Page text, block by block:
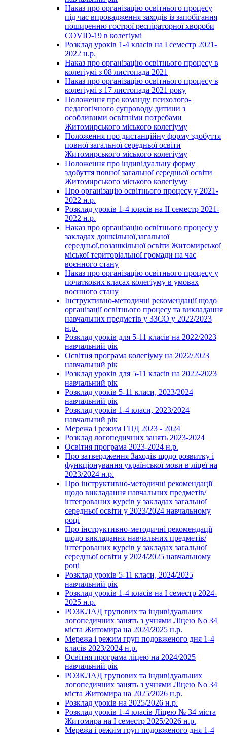
Наказ про організацію освітнього процесу
під час впровадження заходів із запобігання
поширенню гострої респіраторної хвороби
COVID-19 в колегіумі
Розклад уроків 1-4 класів на І семестр 2021-
2022 н.р.
Наказ про організацію освітнього процесу в
колегіумі з 08 листопада 2021
Наказ про організацію освітнього процесу в
колегіумі з 17 листопада 2021 року
Положення про команду психолого-
педагогічного супроводу дитини з
особливими освітніми потребами
Житомирського міського колегіуму
Положення про дистанційну форму здобуття
повної загальної середньої освіти
Житомирського міського колегіуму
Положення про індивідуальну форму
здобуття повної загальної середньої освіти
Житомирського міського колегіуму
Про організацію освітнього процесу у 2021-
2022 н.р.
Розклад уроків 1-4 класів на ІІ семестр 2021-
2022 н.р.
Наказ про організацію освітнього процесу у
закладах дошкільної,загальної
середньої,позашкільної освіти Житомирської
міської територіальної громади на час
воєнного стану
Наказ про організацію освітнього процесу у
початкових класах колегіуму в умовах
воєнного стану
Інструктивно-методичні рекомендації щодо
організації освітнього процесу та викладання
навчальних предметів у ЗЗСО у 2022/2023
н.р.
Розклад уроків для 5-11 класів на 2022/2023
навчальний рік
Освітня програма колегіуму на 2022/2023
навчальний рік
Розклад уроків для 5-11 класів на 2022-2023
навчальний рік
Розклад уроків 5-11 класи, 2023/2024
навчальний рік
Розклад уроків 1-4 класи, 2023/2024
навчальний рік
Мережа і режим ГПД 2023 - 2024
Розклад логопедичних занять 2023-2024
Освітня програма 2023-2024 н.р.
Про затвердження Заходів щодо розвитку і
функціонування української мови в ліцеї на
2023/2024 н.р.
Про інструктивно-методичні рекомендації
щодо викладання навчальних предметів/
інтегрованих курсів у закладах загальної
середньої освіти у 2023/2024 навчальному
році
Про інструктивно-методичні рекомендації
щодо викладання навчальних предметів/
інтегрованих курсів у закладах загальної
середньої освіти у 2024/2025 навчальному
році
Розклад уроків 5-11 класи, 2024/2025
навчальний рік
Розклад уроків 1-4 класів на І семестр 2024-
2025 н.р.
РОЗКЛАД групових та індивідуальних
логопедичних занять з учнями Ліцею No 34
міста Житомира на 2024/2025 н.р.
Мережа і режим груп подовженого дня 1-4
класів 2023/2024 н.р.
Освітня програма ліцею на 2024/2025
навчальний рік
РОЗКЛАД групових та індивідуальних
логопедичних занять з учнями Ліцею No 34
міста Житомира на 2025/2026 н.р.
Розклад уроків на 2025/2026 н.р.
Розклад уроків 1-4 класів Ліцею № 34 міста
Житомира на І семестр 2025/2026 н.р.
Мережа і режим груп подовженого дня 1-4